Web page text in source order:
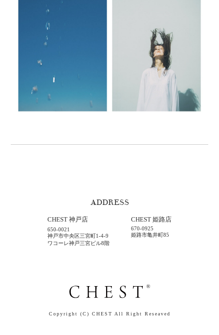
ADDRESS
CHEST 神戸店
650-0021
神戸市中央区三宮町1-4-9
ワコーレ神戸三宮ビル8階
CHEST 姫路店
670-0925
姫路市亀井町85
Copyright (C) CHEST All Right Reseaved